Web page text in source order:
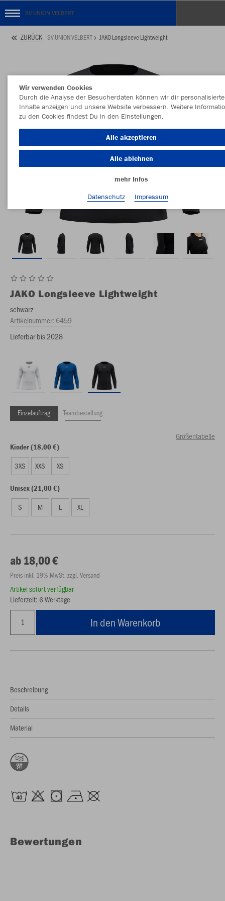
SV UNION VELBERT
ZURÜCK SV UNION VELBERT JAKO Longsleeve Lightweight
JAKO Longsleeve Lightweight
schwarz
Artikelnummer: 6459
Lieferbar bis 2028
Einzelauftrag Teambestellung
Größentabelle
Kinder (18,00 €)
3XS XXS XS
Unisex (21,00 €)
S M L XL
ab 18,00 €
Preis inkl. 19% MwSt. zzgl. Versand
Artikel sofort verfügbar
Lieferzeit: 6 Werktage
In den Warenkorb
Beschreibung
Details
Material
Bewertungen
Wir verwenden Cookies
Durch die Analyse der Besucherdaten können wir dir personalisierte
Inhalte anzeigen und unsere Website verbessern. Weitere
zu den Cookies findest Du in den Einstellungen.
Alle akzeptieren
Alle ablehnen
mehr Infos
Datenschutz
Impressum